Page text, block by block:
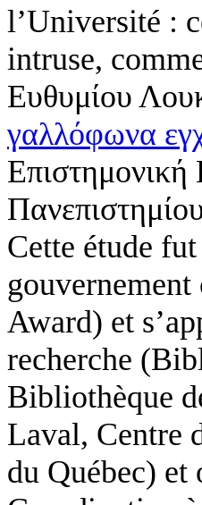
l’Université :
intruse,
Ευθυμίου
γαλλόφωνα
Επιστημονική
Cette étude
Award) et
recherche
Bibliothèque
Laval, Centre
du Québec) et